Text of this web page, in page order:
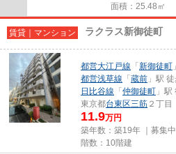
面積：25.48㎡
賃貸｜マンション ラクラス新御徒町
都営大江戸線 「 新御徒町
都営浅草線 「 蔵前 」駅
日比谷線 「 仲御徒町 」
東京都台東区三筋 ２丁目
11.9万円
築年数：築19年 ｜募集中
階数：10階建